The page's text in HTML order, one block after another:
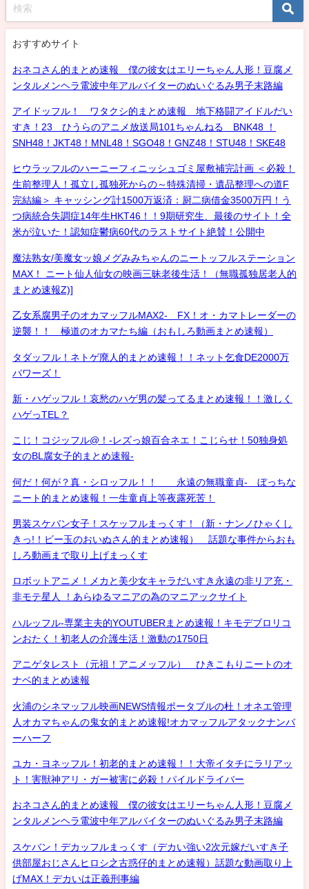
おすすめサイト
おネコさん的まとめ速報 僕の彼女はエリーちゃん人形！豆腐メ
ンタルメンヘラ電波中年アルバイターのぬいぐるみ男子末路編
アイドッフル！ ワタクシ的まとめ速報 地下格闘アイドルだい
すき！23 ひうらのアニメ放送局101ちゃんねる BNK48 ！
SNH48！JKT48！MNL48！SGO48！GNZ48！STU48！SKE48
ヒウラッフルのハーニーフィニッシュゴミ屋敷補完計画 ＜必殺！
生前整理人！孤立し孤独死からの～特殊清掃・遺品整理への道F
完結編＞ キャッシング計1500万返済：厨二病借金3500万円！う
つ病統合失調症14年生HKT46！！9期研究生、最後のサイト！全
米が泣いた！認知症鬱病60代のラストサイト絶賛！公開中
魔法熟女/美魔女ッ娘メグみみちゃんのニートッフルステーション
MAX！ ニート仙人仙女の映画三昧老後生活！（無職孤独居老人的
まとめ速報Z)]
乙女系腐男子のオカマッフルMAX2- FX！オ・カマトレーダーの
逆襲！！ 極道のオカマたち編（おもしろ動画まとめ速報）
タダッフル！ネトゲ廃人的まとめ速報！！ネット乞食DE2000万
パワーズ！
新・ハゲッフル！哀愁のハゲ男の髪ってるまとめ速報！！激しく
ハゲっTEL？
こじ！コジッフル@！-レズっ娘百合ネエ！こじらせ！50独身処
女のBL腐女子的まとめ速報-
何だ！何が？真・シロッフル！！ 永遠の無職童貞- ぼっちな
ニート的まとめ速報！一生童貞上等夜露死苦！
男装スケバン女子！スケッフルまっくす！（新・ナンノひゃくし
きっ!！ビー玉のおいぬさん的まとめ速報） 話題な事件からおも
しろ動画まで取り上げまっくす
ロボットアニメ！メカと美少女キャラだいすき永遠の非リア充・
非モテ星人 ！あらゆるマニアの為のマニアックサイト
ハルッフル-専業主夫的YOUTUBERまとめ速報！キモデブロリコ
ンおたく！初老人の介護生活！激動の1750日
アニゲタレスト（元祖！アニメッフル） ひきこもりニートのオ
ナベ的まとめ速報
火浦のシネマッフル映画NEWS情報ポータブルの杜！オネエ管理
人オカマちゃんの鬼女的まとめ速報!オカマッフルアタックナンバ
ーハーフ
ユカ・ヨネッフル！初老的まとめ速報！！大帝イタチにラリアッ
ト！害獣神アリ・ガー被害に必殺！パイルドライバー
おネコさん的まとめ速報 僕の彼女はエリーちゃん人形！豆腐メ
ンタルメンヘラ電波中年アルバイターのぬいぐるみ男子末路編
スケバン！デカッフルまっくす（デカい強い2次元嫁だいすき子
供部屋おじさんヒロシ之古惑仔的まとめ速報）話題な動画取り上
げMAX！デカいは正義刑事編